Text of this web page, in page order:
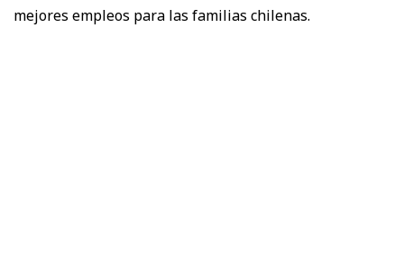
mejores empleos para las familias chilenas.